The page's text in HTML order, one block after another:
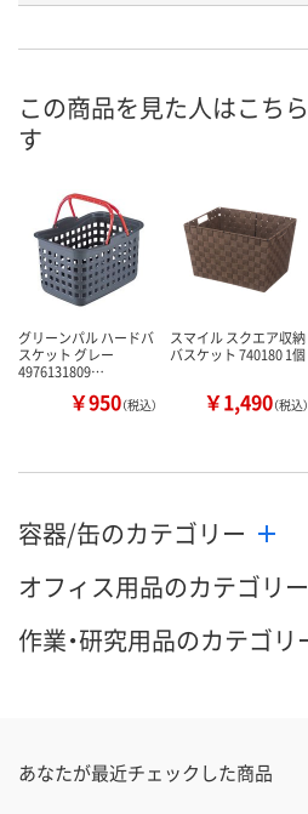
号
お届け日
数量
カゴへ
この商品を見た人はこち
す
グリーンパル ハードバ
スケット グレー
4976131809…
￥950（税込）
スマイル スクエア収納
バスケット 740180 1個
￥1,490（税込）
容器/缶のカテゴリー
オフィス用品のカテゴリー
作業・研究用品のカテゴリ
あなたが最近チェックした商品